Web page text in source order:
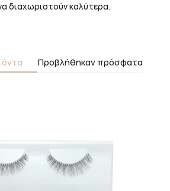
διαχωριστούν καλύτερα.
Προβλήθηκαν πρόσφατα